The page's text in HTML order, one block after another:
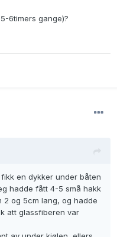
6timers gange)?
en dykker under båten
hadde fått 4-5 små hakk
2 og 5cm lang, og hadde
att glassfiberen var